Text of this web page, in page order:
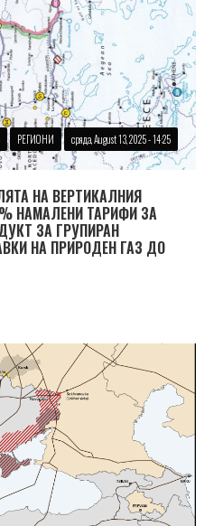
РЕГИОНИ сряда, August 13, 2025 - 14:25
НА ВЕРТИКАЛНИЯ
НАМАЛЕНИ ТАРИФИ ЗА
ЗА ГРУПИРАН
НА ПРИРОДЕН ГАЗ ДО